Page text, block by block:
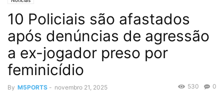
10 Policiais são afastados
após denúncias de agressão
a ex-jogador preso por
feminicídio
By M5PORTS - novembro 21, 2025 0
530